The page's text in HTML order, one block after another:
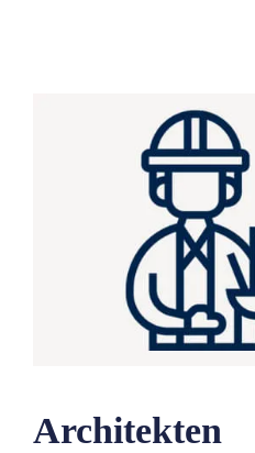
Architekten